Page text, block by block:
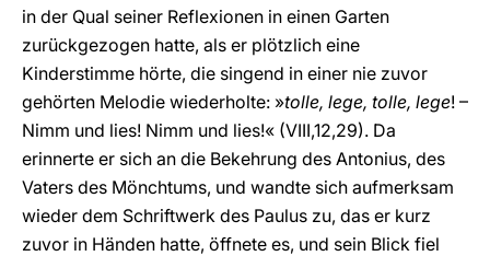
in der Qual seiner Reflexionen in einen Garten
zurückgezogen hatte, als er plötzlich eine
Kinderstimme hörte, die singend in einer nie zuvor
gehörten Melodie wiederholte: »tolle, lege, tolle, lege! –
Nimm und lies! Nimm und lies!« (VIII,12,29). Da
erinnerte er sich an die Bekehrung des Antonius, des
Vaters des Mönchtums, und wandte sich aufmerksam
wieder dem Schriftwerk des Paulus zu, das er kurz
zuvor in Händen hatte, öffnete es, und sein Blick fiel